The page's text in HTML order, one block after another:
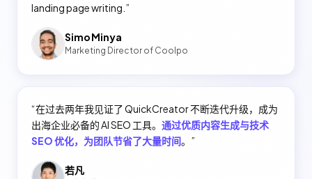
landing page writing. ”
Simo Minya
Marketing Director of Coolpo
“在过去两年我见证了 QuickCreator 不断迭代升级，成为
出海企业必备的 AI SEO 工具。 通过优质内容生成与技术
SEO 优化，为团队节省了大量时间。 ”
若凡